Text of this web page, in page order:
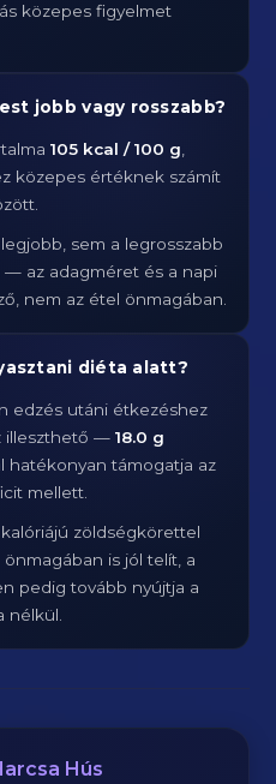
közepes figyelmet
jobb vagy rosszabb?
105 kcal / 100 g
közepes értéknek számít
sem a legrosszabb
— az adagméret és a napi
nem az étel önmagában.
diéta alatt?
edzés utáni étkezéshez
illeszthető —18.0 g
hatékonyan támogatja az
mellett.
zöldségkörettel
is jól telít, a
pedig tovább nyújtja a
nélkül.
Hús